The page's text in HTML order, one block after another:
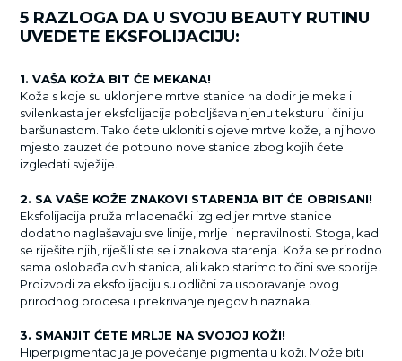
5 RAZLOGA DA U SVOJU BEAUTY RUTINU
UVEDETE EKSFOLIJACIJU:
1. VAŠA KOŽA BIT ĆE MEKANA!
Koža s koje su uklonjene mrtve stanice na dodir je meka i
svilenkasta jer eksfolijacija poboljšava njenu teksturu i čini ju
baršunastom. Tako ćete ukloniti slojeve mrtve kože, a njihovo
mjesto zauzet će potpuno nove stanice zbog kojih ćete
izgledati svježije.
2. SA VAŠE KOŽE ZNAKOVI STARENJA BIT ĆE OBRISANI!
Eksfolijacija pruža mladenački izgled jer mrtve stanice
dodatno naglašavaju sve linije, mrlje i nepravilnosti. Stoga, kad
se riješite njih, riješili ste se i znakova starenja. Koža se prirodno
sama oslobađa ovih stanica, ali kako starimo to čini sve sporije.
Proizvodi za eksfolijaciju su odlični za usporavanje ovog
prirodnog procesa i prekrivanje njegovih naznaka.
3. SMANJIT ĆETE MRLJE NA SVOJOJ KOŽI!
Hiperpigmentacija je povećanje pigmenta u koži. Može biti